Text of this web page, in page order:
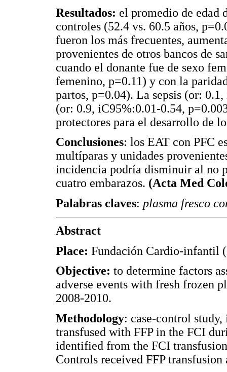
Resultados: el promedio de edad
controles (52.4 vs. 60.5 años,
fueron los más frecuentes,
provenientes de otros bancos de
cuando el donante fue de sexo
femenino, p=0.11) y con la
partos, p=0.04). La sepsis (or:
(or: 0.9, iC95%:0.01-0.54,
protectores para el desarrollo de
Conclusiones: los EAT con PFC
multíparas y unidades
incidencia podría disminuir al no
cuatro embarazos. (Acta Med
Palabras claves: plasma fresco
Abstract
Place: Fundación Cardio-infantil
Objective: to determine factors
adverse events with fresh frozen
2008-2010.
Methodology: case-control
transfused with FFP in the FCI
identified from the FCI
Controls received FFP transfusion